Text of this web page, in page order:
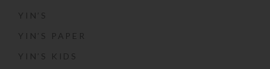
YIN’S
YIN’S PAPER
YIN’S KIDS